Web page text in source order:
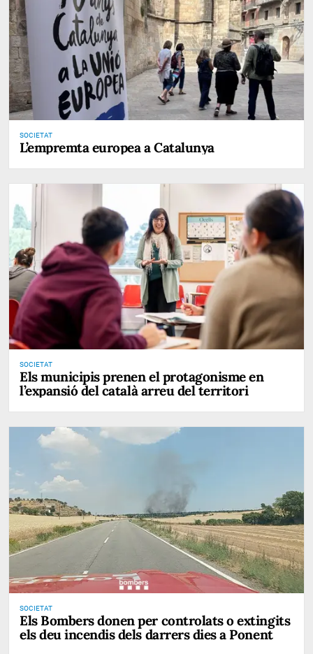
SOCIETAT
L’empremta europea a Catalunya
SOCIETAT
Els municipis prenen el protagonisme en
l’expansió del català arreu del territori
SOCIETAT
Els Bombers donen per controlats o extingits
els deu incendis dels darrers dies a Ponent